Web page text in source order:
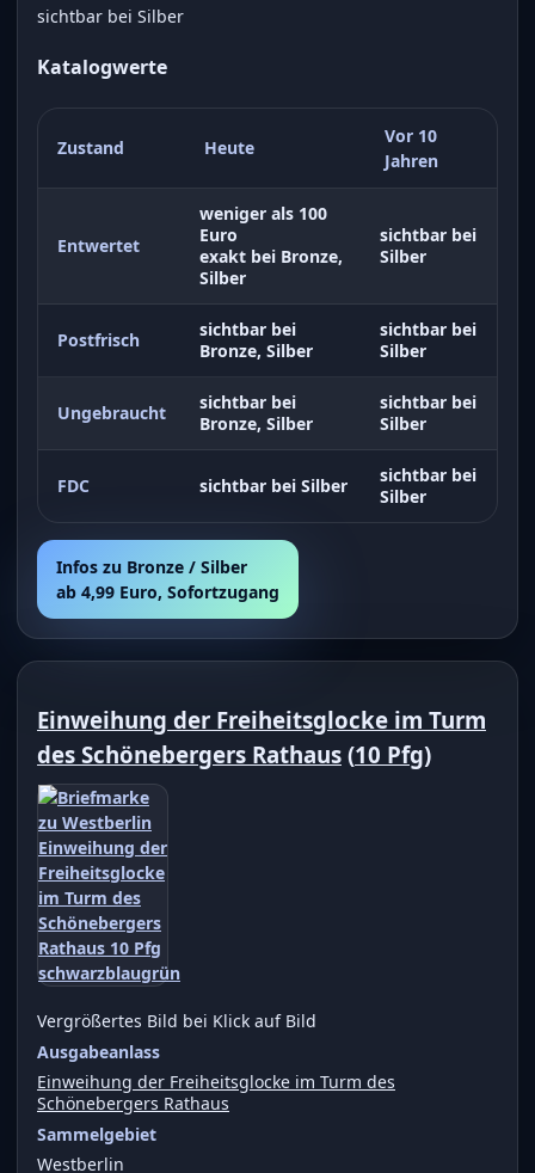
sichtbar bei Silber
Katalogwerte
Zustand Heute
Vor 10
Jahren
Entwertet
weniger als 100
Euro
exakt bei Bronze,
Silber
sichtbar bei
Silber
Postfrisch
sichtbar bei
Bronze, Silber
sichtbar bei
Silber
Ungebraucht
sichtbar bei
Bronze, Silber
sichtbar bei
Silber
FDC sichtbar bei Silber
sichtbar bei
Silber
Infos zu Bronze / Silber
ab 4,99 Euro, Sofortzugang
Einweihung der Freiheitsglocke im Turm
des Schönebergers Rathaus (10 Pfg)
Vergrößertes Bild bei Klick auf Bild
Ausgabeanlass
Einweihung der Freiheitsglocke im Turm des
Schönebergers Rathaus
Sammelgebiet
Westberlin